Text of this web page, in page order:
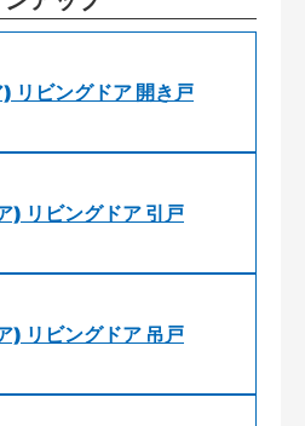
リビングドア 開き戸
) リビングドア 引戸
) リビングドア 吊戸